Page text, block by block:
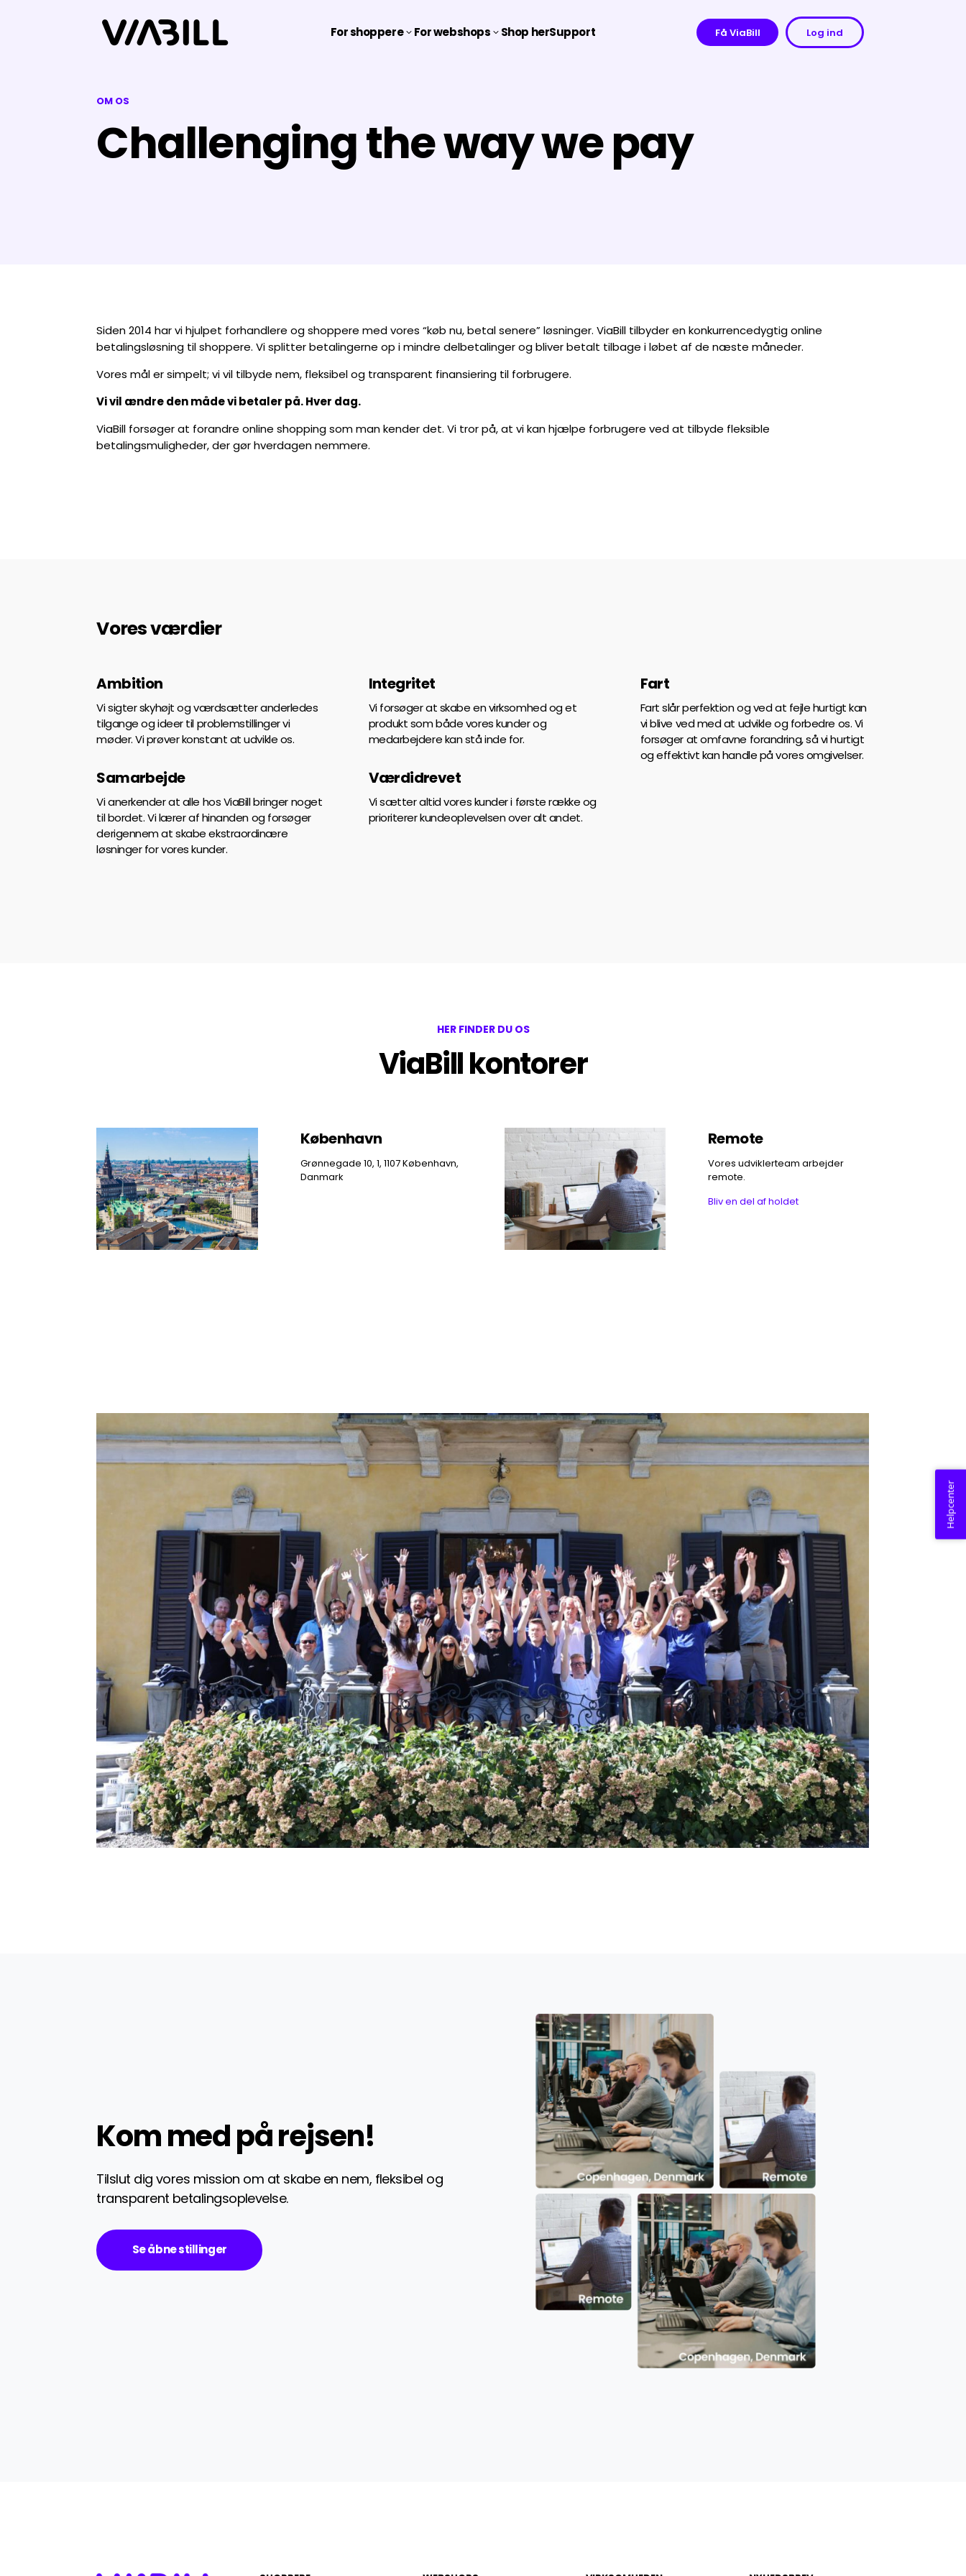
For shoppere3 For webshops 3 Shop herSupport Få ViaBill Log ind
OM OS
Challenging the way we pay
Siden 2014 har vi hjulpet forhandlere og shoppere med vores “køb nu, betal senere” løsninger. ViaBill tilbyder en konkurrencedygtig online
betalingsløsning til shoppere. Vi splitter betalingerne op i mindre delbetalinger og bliver betalt tilbage i løbet af de næste måneder.
Vores mål er simpelt; vi vil tilbyde nem, fleksibel og transparent finansiering til forbrugere.
Vi vil ændre den måde vi betaler på. Hver dag.
ViaBill forsøger at forandre online shopping som man kender det. Vi tror på, at vi kan hjælpe forbrugere ved at tilbyde fleksible
betalingsmuligheder, der gør hverdagen nemmere.
Vores værdier
Ambition
Vi sigter skyhøjt og værdsætter anderledes
tilgange og ideer til problemstillinger vi
møder. Vi prøver konstant at udvikle os.
Samarbejde
Vi anerkender at alle hos ViaBill bringer noget
til bordet. Vi lærer af hinanden og forsøger
derigennem at skabe ekstraordinære
løsninger for vores kunder.
Integritet
Vi forsøger at skabe en virksomhed og et
produkt som både vores kunder og
medarbejdere kan stå inde for.
Værdidrevet
Vi sætter altid vores kunder i første række og
prioriterer kundeoplevelsen over alt andet.
Fart
Fart slår perfektion og ved at fejle hurtigt kan
vi blive ved med at udvikle og forbedre os. Vi
forsøger at omfavne forandring, så vi hurtigt
og effektivt kan handle på vores omgivelser.
HER FINDER DU OS
ViaBill kontorer
København
Grønnegade 10, 1, 1107 København,
Danmark
Remote
Vores udviklerteam arbejder
remote.
Bliv en del af holdet
Kom med på rejsen!
Tilslut dig vores mission om at skabe en nem, fleksibel og
transparent betalingsoplevelse.
Se åbne stillinger
Helpcenter